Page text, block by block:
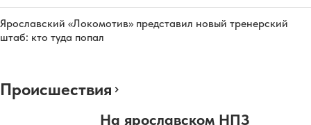
Ярославский «Локомотив» представил новый тренерский
штаб: кто туда попал
Происшествия
На ярославском НПЗ